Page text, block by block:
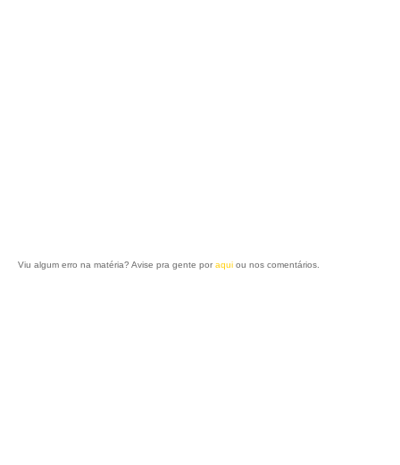
Viu algum erro na matéria? Avise pra gente por aqui ou nos comentários.